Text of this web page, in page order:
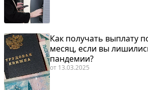
Как получать выплату
месяц, если вы
пандемии?
от 13.03.2025